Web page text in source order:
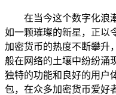
在当今这个数字化浪
如一颗璀璨的新星，正以
加密货币的热度不断攀升
般在网络的土壤中纷纷涌
独特的功能和良好的用户
包，在众多加密货币爱好